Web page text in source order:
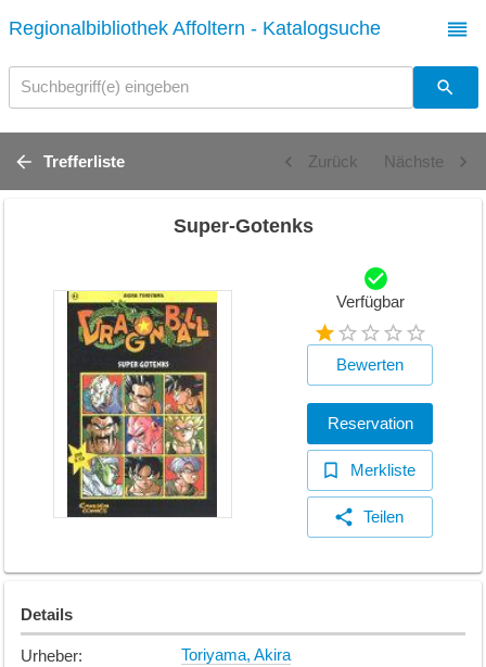
Regionalbibliothek Affoltern - Katalogsuche
Suchbegriff(e) eingeben
Trefferliste Zurück Nächste
Super-Gotenks
Verfügbar
Bewerten
Reservation
Merkliste
Teilen
Details
Urheber:
Toriyama, Akira